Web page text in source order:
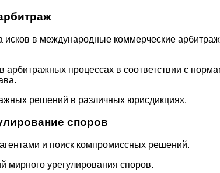
исков в международные коммерческие
арбитражных процессах в соответствии с
решений в различных юрисдикциях.
споров
и поиск компромиссных решений.
мирного урегулирования споров.